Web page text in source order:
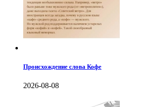
Происхождение слова Кофе
2026-08-08